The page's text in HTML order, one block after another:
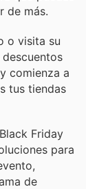
de más.
o visita su
comienza a
tus tiendas
Friday
para
de